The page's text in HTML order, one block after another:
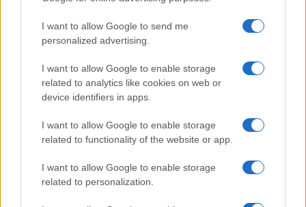
I want to allow Google to send me
personalized advertising.
I want to allow Google to enable storage
related to analytics like cookies on web or
device identifiers in apps.
I want to allow Google to enable storage
related to functionality of the website or app.
I want to allow Google to enable storage
related to personalization.
Petróleo Brent cai 8.46% e arrasta commodities em queda
generalizada
Rafael Oliveira · 4 ago 2026